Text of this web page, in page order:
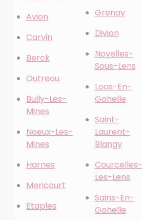
Avion
Carvin
Berck
Outreau
Bully-Les-
Mines
Noeux-Les-
Mines
Harnes
Mericourt
Etaples
Grenay
Divion
Noyelles-
Sous-Lens
Loos-En-
Gohelle
Saint-
Laurent-
Blangy
Courcelles-
Les-Lens
Sains-En-
Gohelle